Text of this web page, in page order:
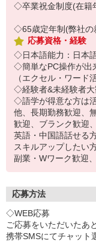
◇卒業祝金制度(在籍
◇65歳定年制(弊社の
応募資格・経験
◇日本語能力：日本
◇簡単なPC操作が出
（エクセル・ワード
◇経験者&未経験者大
◇語学が得意な方は
他、長期勤務歓迎、
歓迎、ブランク歓迎
英語・中国語話せる
スキルアップしたい
副業・Wワーク歓迎
応募方法
◇WEB応募
ご応募をいただいたあと
携帯SMSにてチャット